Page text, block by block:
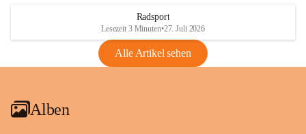
VBl. EU Nr. 18_2026
Radsport
Lesezeit 3 Minuten•27. Juli 2026
Alle Artikel sehen
Alben